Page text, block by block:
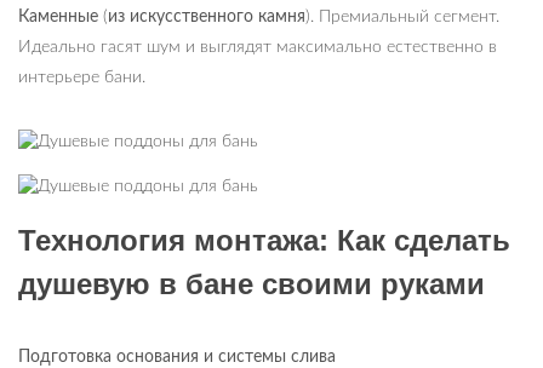
Каменные (из искусственного камня). Премиальный сегмент.
Идеально гасят шум и выглядят максимально естественно в
интерьере бани.
Технология монтажа: Как сделать
душевую в бане своими руками
Подготовка основания и системы слива